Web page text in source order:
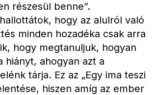
részesül benne”.
hogy az alulról való
minden hozadéka csak arra
hogy megtanuljuk, hogyan
hiányt, ahogyan azt a
tárja. Ez az „Egy ima teszi
hiszen amíg az ember